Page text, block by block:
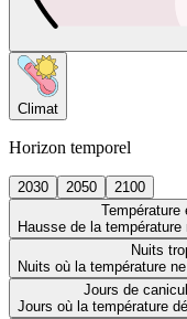
Climat
Horizon temporel
2030 2050
2100
Température
Hausse de la
Nuits
Nuits où la température
Jours de
Jours où la température